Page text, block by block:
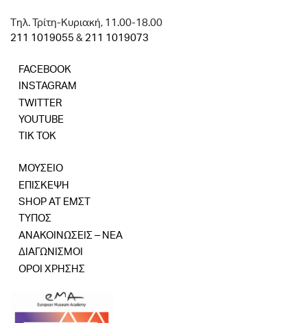
Tηλ. Τρίτη-Κυριακή, 11.00-18.00
211 1019055 & 211 1019073
FACEBOOK
INSTAGRAM
TWITTER
YOUTUBE
TIK TOK
ΜΟΥΣΕΙΟ
ΕΠΙΣΚΕΨΗ
SHOP AT ΕΜΣΤ
ΤΥΠΟΣ
ΑΝΑΚΟΙΝΩΣΕΙΣ – ΝΕΑ
ΔΙΑΓΩΝΙΣΜΟΙ
ΟΡΟΙ ΧΡΗΣΗΣ